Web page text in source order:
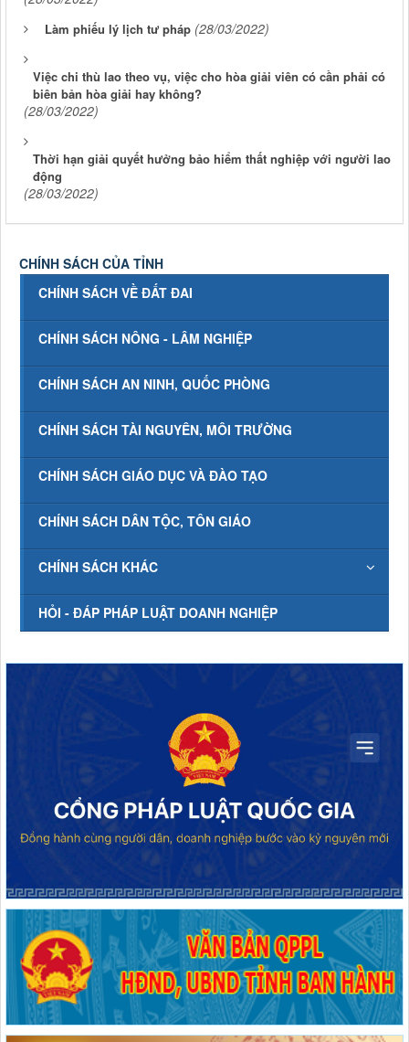
Làm phiếu lý lịch tư pháp (28/03/2022)
Việc chi thù lao theo vụ, việc cho hòa giải viên có cần phải có
biên bản hòa giải hay không?
(28/03/2022)
Thời hạn giải quyết hưởng bảo hiểm thất nghiệp với người lao
động
(28/03/2022)
CHÍNH SÁCH CỦA TỈNH
CHÍNH SÁCH VỀ ĐẤT ĐAI
CHÍNH SÁCH NÔNG - LÂM NGHIỆP
CHÍNH SÁCH AN NINH, QUỐC PHÒNG
CHÍNH SÁCH TÀI NGUYÊN, MÔI TRƯỜNG
CHÍNH SÁCH GIÁO DỤC VÀ ĐÀO TẠO
CHÍNH SÁCH DÂN TỘC, TÔN GIÁO
CHÍNH SÁCH KHÁC
HỎI - ĐÁP PHÁP LUẬT DOANH NGHIỆP